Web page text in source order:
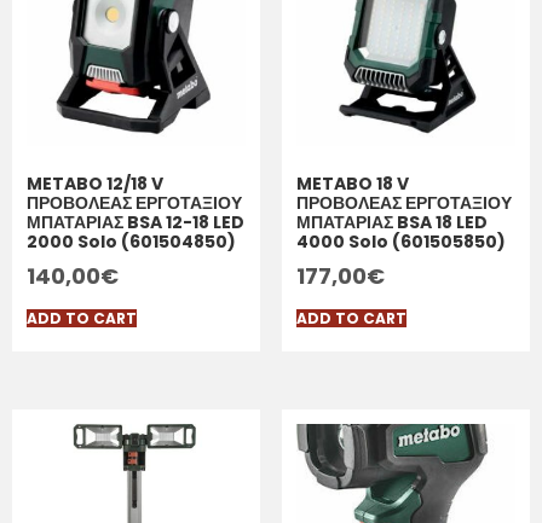
METABO 12/18 V
ΠΡΟΒΟΛΕΑΣ ΕΡΓΟΤΑΞΙΟΥ
ΜΠΑΤΑΡΙΑΣ BSA 12-18 LED
2000 Solo (601504850)
140,00€
ADD TO CART
METABO 18 V
ΠΡΟΒΟΛΕΑΣ ΕΡΓΟΤΑΞΙΟΥ
ΜΠΑΤΑΡΙΑΣ BSA 18 LED
4000 Solo (601505850)
177,00€
ADD TO CART